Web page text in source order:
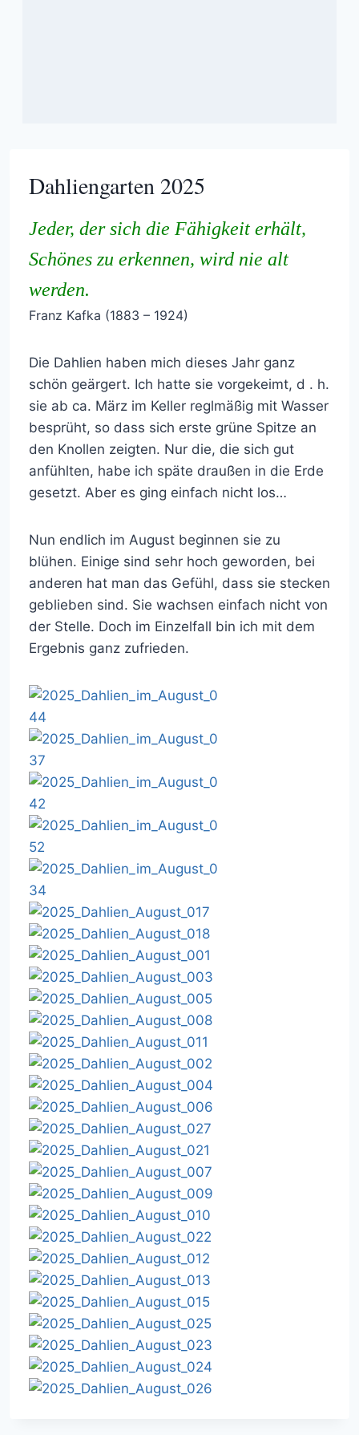
Dahliengarten 2025
Jeder, der sich die Fähigkeit erhält,
Schönes zu erkennen, wird nie alt
werden.
Franz Kafka (1883 – 1924)
Die Dahlien haben mich dieses Jahr ganz
schön geärgert. Ich hatte sie vorgekeimt, d . h.
sie ab ca. März im Keller reglmäßig mit Wasser
besprüht, so dass sich erste grüne Spitze an
den Knollen zeigten. Nur die, die sich gut
anfühlten, habe ich späte draußen in die Erde
gesetzt. Aber es ging einfach nicht los…
Nun endlich im August beginnen sie zu
blühen. Einige sind sehr hoch geworden, bei
anderen hat man das Gefühl, dass sie stecken
geblieben sind. Sie wachsen einfach nicht von
der Stelle. Doch im Einzelfall bin ich mit dem
Ergebnis ganz zufrieden.